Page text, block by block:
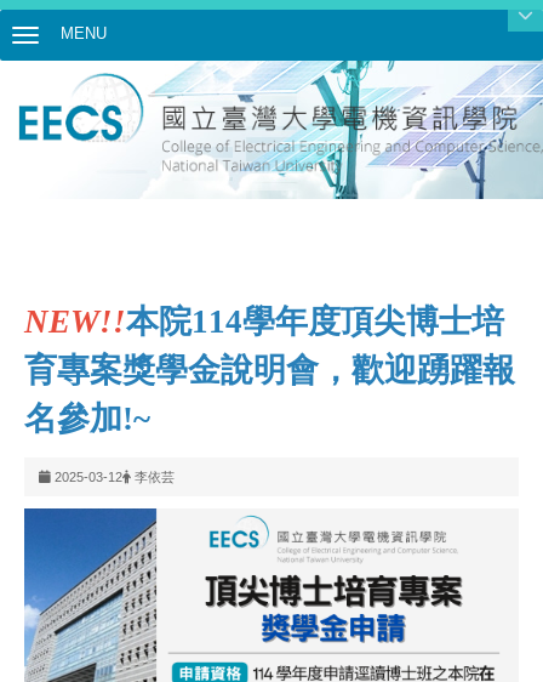
MENU
NEW!!本院114學年度頂尖博士培
育專案獎學金說明會，歡迎踴躍報
名參加!~
2025-03-12 李依芸